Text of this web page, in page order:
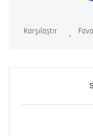
Karşılaştır